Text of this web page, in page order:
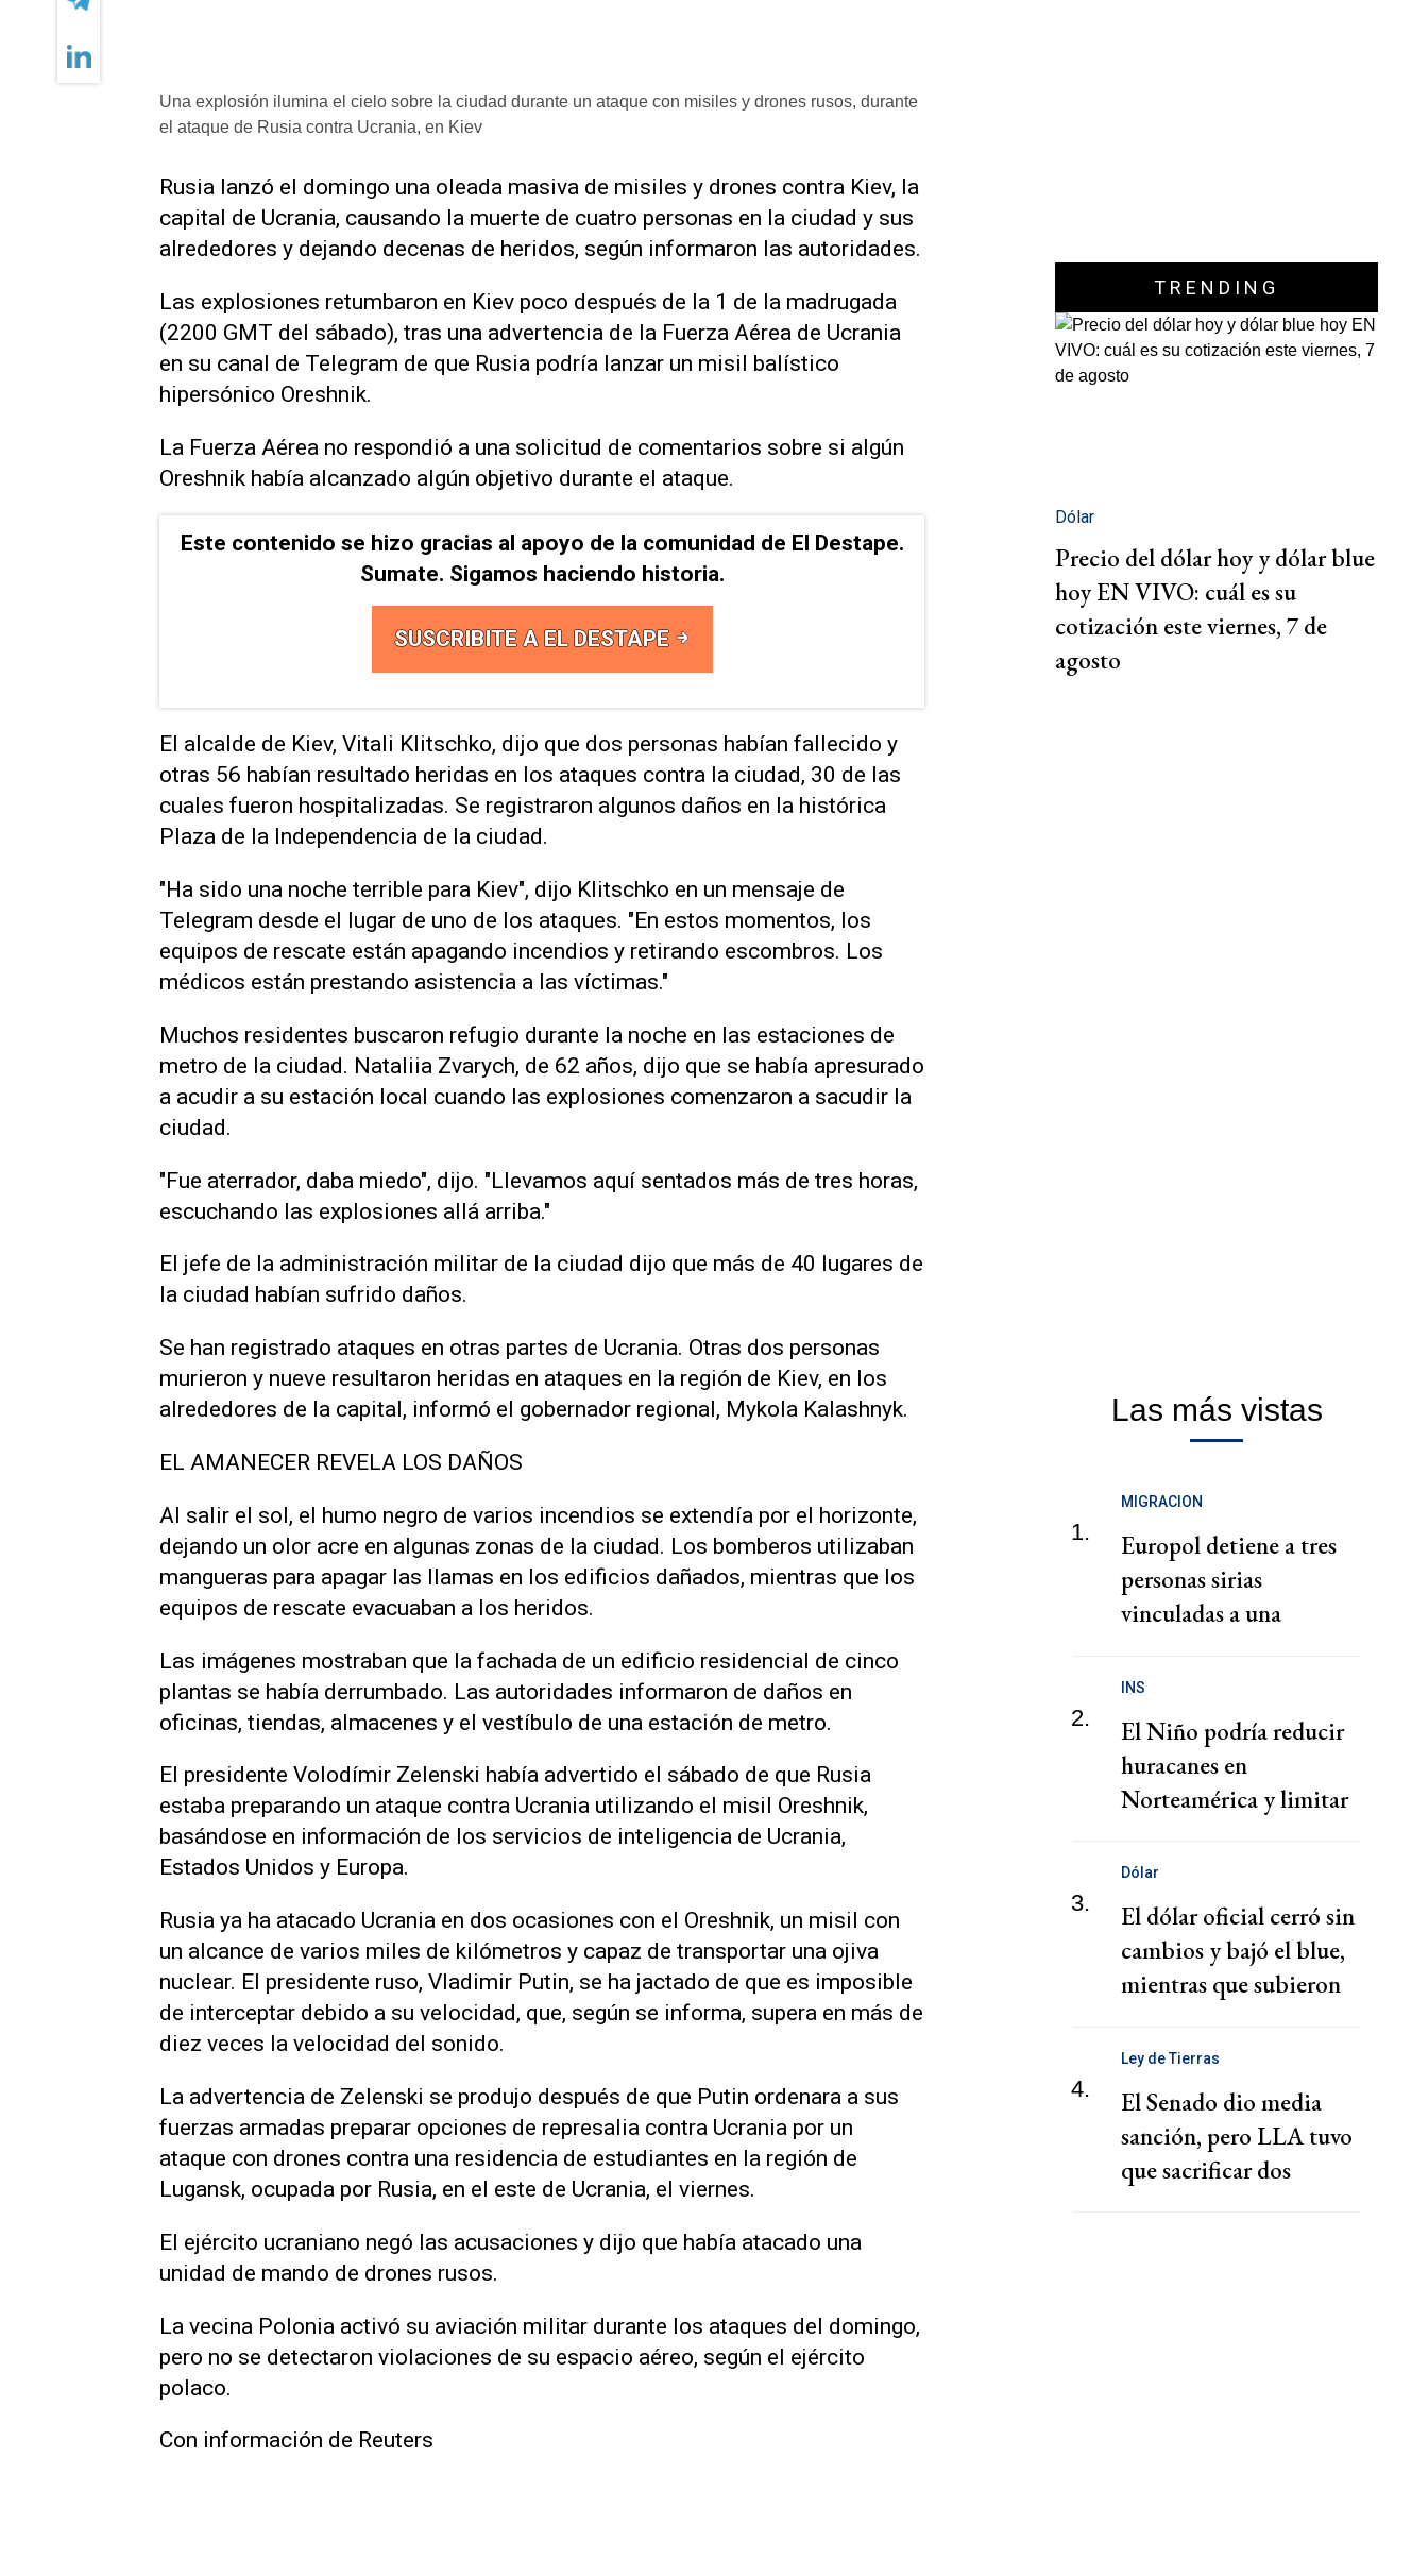
Una explosión ilumina el cielo sobre la ciudad durante un ataque con misiles y drones rusos, durante
el ataque de Rusia contra Ucrania, en Kiev
Rusia lanzó ​el domingo una oleada masiva de misiles y drones contra Kiev, la
capital de Ucrania, causando la muerte de cuatro personas en la ciudad y sus
alrededores ‌y dejando decenas de heridos, según ‌informaron las autoridades.
Las explosiones retumbaron en Kiev poco después de la 1 de la madrugada
(2200 GMT del sábado), tras una advertencia de la Fuerza Aérea de Ucrania
en su canal de Telegram de que Rusia podría lanzar un misil balístico
hipersónico Oreshnik.
La Fuerza Aérea no respondió a una solicitud de comentarios sobre si algún
Oreshnik había alcanzado algún objetivo durante el ataque.
Este contenido se hizo gracias al apoyo de la comunidad de El Destape.
Sumate. Sigamos haciendo historia.
SUSCRIBITE A EL DESTAPE
El alcalde de Kiev, Vitali Klitschko, dijo que dos personas habían fallecido y
otras ​56 habían resultado heridas ⁠en los ataques contra la ciudad, 30 de las
cuales fueron hospitalizadas. Se registraron ‌algunos daños en la histórica
Plaza de la Independencia de la ciudad.
"Ha ⁠sido una noche terrible para Kiev", dijo Klitschko en ⁠un mensaje de
Telegram desde el lugar de uno de los ataques. "En estos momentos, los
equipos de rescate están apagando incendios y retirando escombros. Los
médicos están prestando asistencia a ⁠las víctimas."
Muchos residentes buscaron refugio durante la noche en las estaciones de
metro ​de la ciudad. Nataliia Zvarych, de 62 años, dijo que ‌se había apresurado
a acudir a su estación ‌local cuando las explosiones comenzaron a sacudir la
ciudad.
"Fue aterrador, daba miedo", dijo. "Llevamos ⁠aquí sentados más de tres horas,
escuchando las explosiones allá arriba."
El jefe de la administración militar de la ciudad dijo que más de 40 lugares de
la ciudad habían sufrido daños.
Se han registrado ataques en otras partes de Ucrania. Otras dos personas
murieron y nueve ​resultaron heridas en ‌ataques en la región de Kiev, en los
alrededores de la capital, informó el gobernador regional, Mykola Kalashnyk.
EL AMANECER REVELA LOS DAÑOS
Al salir el sol, el humo negro de varios incendios se extendía por el horizonte,
dejando un olor acre en algunas zonas de la ciudad. Los bomberos utilizaban
mangueras para apagar ⁠las llamas en los edificios dañados, mientras que los
equipos de rescate evacuaban a los heridos.
Las imágenes mostraban que la fachada de un edificio residencial de cinco
plantas se había derrumbado. Las autoridades informaron de daños en
oficinas, tiendas, almacenes y el vestíbulo de una estación de metro.
El presidente Volodímir Zelenski había advertido el sábado de que Rusia
estaba preparando un ataque contra Ucrania utilizando el misil Oreshnik,
basándose en información de los servicios de inteligencia de Ucrania,
Estados ‌Unidos y Europa.
Rusia ya ha atacado Ucrania en dos ocasiones con el Oreshnik, un misil con
un alcance de varios miles de kilómetros y capaz de transportar una ojiva
nuclear. El presidente ruso, Vladimir Putin, se ha jactado de que es imposible
de interceptar debido a su velocidad, que, según se informa, supera en más de
diez veces la velocidad del sonido.
La advertencia ‌de Zelenski se produjo después de que Putin ordenara a sus
fuerzas armadas preparar opciones de represalia contra Ucrania por un
ataque con drones contra una residencia de estudiantes en la región de
‌Lugansk, ocupada por Rusia, ⁠en el este de Ucrania, el viernes.
El ejército ucraniano negó las acusaciones y dijo que había atacado una
unidad de mando de drones rusos.
La ​vecina Polonia activó su aviación militar durante los ataques del domingo,
pero no se detectaron violaciones de su espacio aéreo, según el ejército
polaco.
Con información de Reuters
TRENDING
Dólar
Precio del dólar hoy y dólar blue
hoy EN VIVO: cuál es su
cotización este viernes, 7 de
agosto
Las más vistas
1.
MIGRACION
Europol detiene a tres
personas sirias
vinculadas a una
de migrantes
2.
INS
El Niño podría reducir
huracanes en
Norteamérica y limitar
Zurich
3.
Dólar
El dólar oficial cerró sin
cambios y bajó el blue,
mientras que subieron
4.
Ley de Tierras
El Senado dio media
sanción, pero LLA tuvo
que sacrificar dos